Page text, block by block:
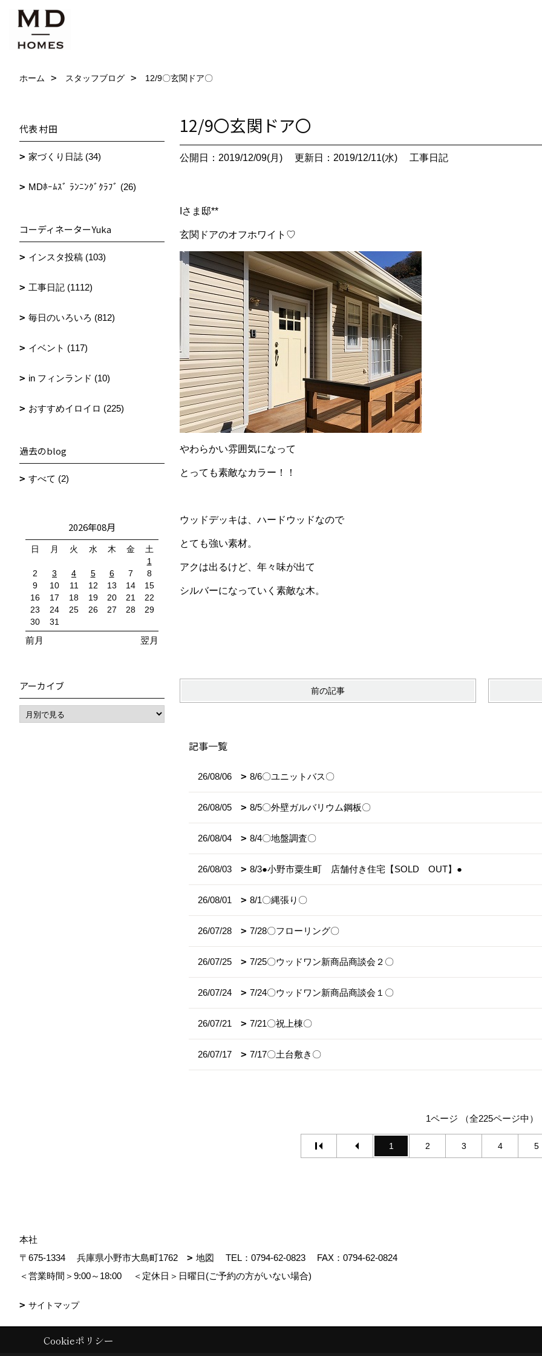
ホーム スタッフブログ 12/9〇玄関ドア〇
12/9〇玄関ドア〇
公開日：2019/12/09(月) 更新日：2019/12/11(水) 工事日記
Iさま邸**
玄関ドアのオフホワイト♡
やわらかい雰囲気になって
とっても素敵なカラー！！
ウッドデッキは、ハードウッドなので
とても強い素材。
アクは出るけど、年々味が出て
シルバーになっていく素敵な木。
前の記事
記事一覧
26/08/06 8/6〇ユニットバス〇
26/08/05 8/5〇外壁ガルバリウム鋼板〇
26/08/04 8/4〇地盤調査〇
26/08/03 8/3●小野市粟生町 店舗付き住宅【SOLD OUT】●
26/08/01 8/1〇縄張り〇
26/07/28 7/28〇フローリング〇
26/07/25 7/25〇ウッドワン新商品商談会２〇
26/07/24 7/24〇ウッドワン新商品商談会１〇
26/07/21 7/21〇祝上棟〇
26/07/17 7/17〇土台敷き〇
1ページ （全225ページ中）
1 2 3 4 5
代表 村田
家づくり日誌 (34)
MDﾎｰﾑｽﾞ ﾗﾝﾆﾝｸﾞｸﾗﾌﾞ (26)
コーディネーターYuka
インスタ投稿 (103)
工事日記 (1112)
毎日のいろいろ (812)
イベント (117)
in フィンランド (10)
おすすめイロイロ (225)
過去のblog
すべて (2)
2026年08月
日 月 火 水 木 金
土
1
2
3 4 5 6 7
8
9
10 11 12 13 14
15
16
17 18 19 20 21
22
23
24 25 26 27 28
29
30
31
前月 翌月
アーカイブ
本社
〒675-1334
兵庫県小野市大島町1762 地図 TEL： 0794-62-0823
FAX：0794-62-0824
＜営業時間＞9:00～18:00
＜定休日＞日曜日(ご予約の方がいない場合)
サイトマップ
Copyright (c) MDhomes. All Rights Reserved.
Cookieポリシー